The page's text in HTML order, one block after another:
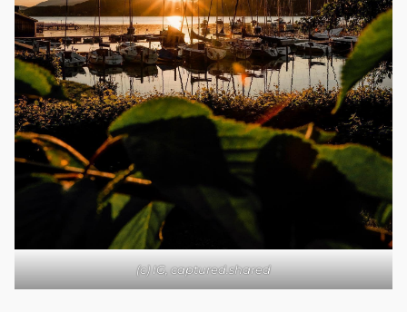
(c) IG, captured.shared